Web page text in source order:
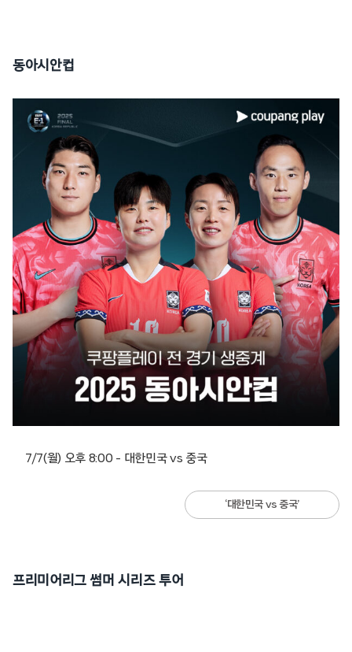
동아시안컵
7/7(월) 오후 8:00 – 대한민국 vs 중국
‘대한민국 vs 중국’
프리미어리그 썸머 시리즈 투어